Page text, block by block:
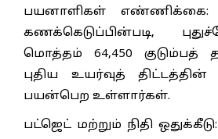
பயனாளிகள் எண்ணிக்கை:
கணக்கெடுப்பின்படி,
மொத்தம் 64,450
புதிய உயர்வுத்
பயன்பெற உள்ளார்கள்.
பட்ஜெட் மற்றும் நிதி